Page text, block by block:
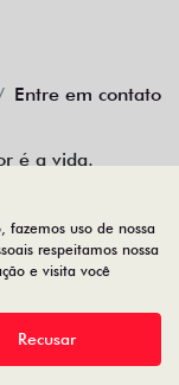
Entre em contato
é a vida.
Reservados.
fazemos uso de nossa
respeitamos nossa
e visita você
Recusar